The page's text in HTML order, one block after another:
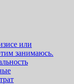
или
занимаюсь.